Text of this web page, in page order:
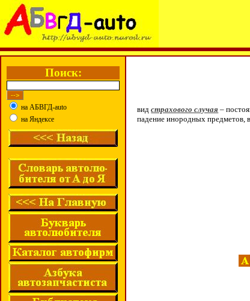
Поиск:
на АБВГД-auto
на Яндексе
видстрахового случая –
падение инородных предметов,